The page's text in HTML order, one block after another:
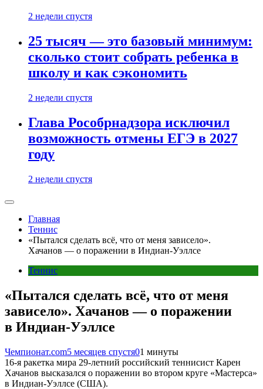
2 недели спустя
25 тысяч — это базовый минимум:
сколько стоит собрать ребенка в
школу и как сэкономить
2 недели спустя
Глава Рособрнадзора исключил
возможность отмены ЕГЭ в 2027
году
2 недели спустя
Главная
Теннис
«Пытался сделать всё, что от меня зависело».
Хачанов — о поражении в Индиан-Уэллсе
Теннис
«Пытался сделать всё, что от меня
зависело». Хачанов — о поражении
в Индиан-Уэллсе
Чемпионат.com5 месяцев спустя01 минуты
16-я ракетка мира 29-летний российский теннисист Карен
Хачанов высказался о поражении во втором круге «Мастерса»
в Индиан-Уэллсе (США).